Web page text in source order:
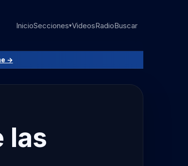
InicioSecciones▾VideosRadioBuscar
→
las